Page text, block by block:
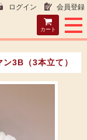
ログイン 会員登録
カート
3B（3本立て）